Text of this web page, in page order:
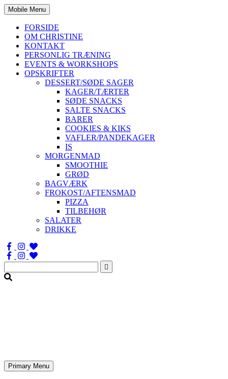
Mobile Menu
FORSIDE
OM CHRISTINE
KONTAKT
PERSONLIG TRÆNING
EVENTS & WORKSHOPS
OPSKRIFTER
DESSERT/SØDE SAGER
KAGER/TÆRTER
SØDE SNACKS
SALTE SNACKS
BARER
COOKIES & KIKS
VAFLER/PANDEKAGER
IS
MORGENMAD
SMOOTHIE
GRØD
BAGVÆRK
FROKOST/AFTENSMAD
PIZZA
TILBEHØR
SALATER
DRIKKE
Søg
efter:
Primary Menu